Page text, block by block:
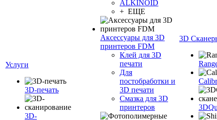
Услуги
3D-печать
3D-
ALKINOID
+ ЕЩЕ
Аксессуары для 3D
принтеров FDM
Клей для 3D
печати
Для
постобработки и
3D печати
Смазка для 3D
принтеров
3D